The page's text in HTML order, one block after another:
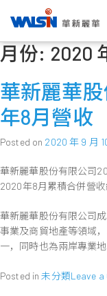
Skip
to月份: 2020
華新麗華
年8月營收
Posted on 2020 年 9 月
華新麗華股份有限公司
2020年8月累積合併營收
華新麗華股份有限公司
事業及商貿地產等領域
一，同時也為兩岸專業地
Posted in未分類Leave a